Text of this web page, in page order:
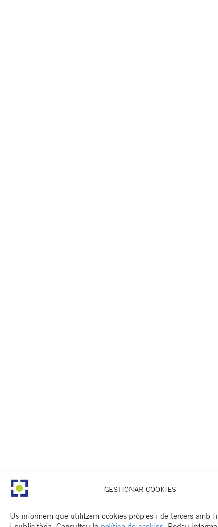
GESTIONAR COOKIES
Us informem que utilitzem cookies pròpies i de tercers amb